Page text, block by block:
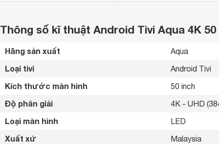
Thông số kĩ thuật Android Tivi Aqua 4K 50
Hãng sản xuất Aqua
Loại tivi Android Tivi
Kích thước màn hình 50 inch
Độ phân giải 4K - UHD
Loại màn hình LED
Xuất xứ Malaysia